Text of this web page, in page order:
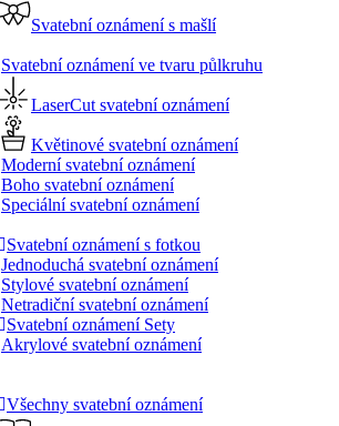
Svatební oznámení s mašlí
Svatební oznámení ve tvaru půlkruhu
LaserCut svatební oznámení
Květinové svatební oznámení
Moderní svatební oznámení
Boho svatební oznámení
Speciální svatební oznámení
Svatební oznámení s fotkou
Jednoduchá svatební oznámení
Stylové svatební oznámení
Netradiční svatební oznámení
Svatební oznámení Sety
Akrylové svatební oznámení
Všechny svatební oznámení